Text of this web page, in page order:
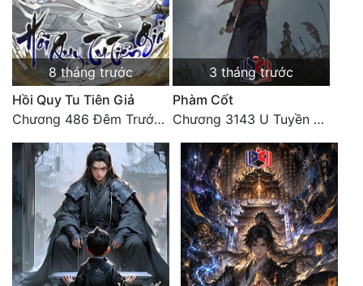
Đồng Nhân
Cẩu Đạo Trường Sinh
Ngự Thú
Truyện Nam
Truyện Nữ
Vô Địch Lưu
Xây Dựng Thế Lực
Đam Mỹ
8 tháng trước
Hồi Quy Tu Tiên Giả
Chương 486 Đêm Trước Ngày Tận Thế (3)
3 tháng trước
Phàm Cốt
Chương 3143 U Tuyền Điện, U Minh dị tượng bách quỷ dạ hành